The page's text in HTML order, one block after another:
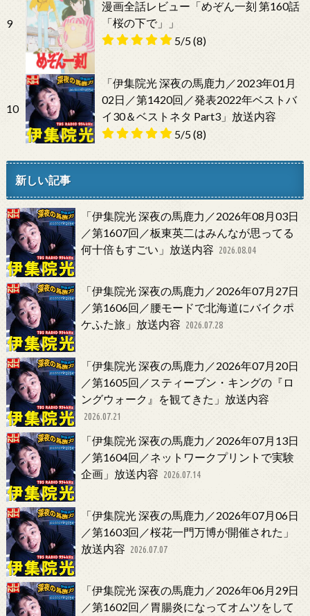
9
漫画全話レビュー「めぞん一刻 第160話
「桜の下で」」
5/5(8)
10
「伊集院光 深夜の馬鹿力／2023年01月
02日／第1420回／発表2022年ベストバ
イ30＆ベストネタ Part3」放送内容
5/5(8)
新しい記事
「伊集院光 深夜の馬鹿力／2026年08月03日
／第1607回／板東英二はみんなが思ってる
何十倍もすごい」放送内容 2026.08.04
「伊集院光 深夜の馬鹿力／2026年07月27日
／第1606回／腰モードで北海道にバイクポ
ケふた旅」放送内容 2026.07.28
「伊集院光 深夜の馬鹿力／2026年07月20日
／第1605回／スティーブン・キングの『ロ
ングウォーク』を観てきた」放送内容
2026.07.21
「伊集院光 深夜の馬鹿力／2026年07月13日
／第1604回／ネットワークプリントで実験
企画」放送内容 2026.07.14
「伊集院光 深夜の馬鹿力／2026年07月06日
／第1603回／桜花一門万博が開催された」
放送内容 2026.07.07
「伊集院光 深夜の馬鹿力／2026年06月29日
／第1602回／胃腸炎になってオムツをして